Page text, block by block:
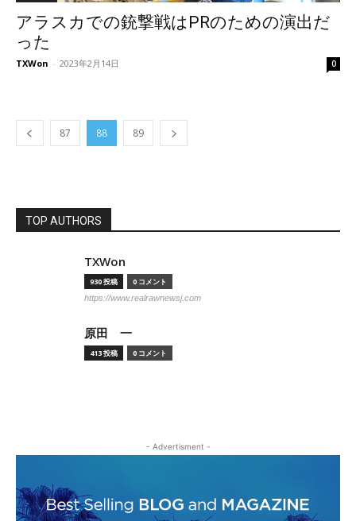
アラスカでの銃撃戦はPRのための演出だ
った
TXWon - 2023年2月14日 0
87 88 89
TOP AUTHORS
TXWon
930 投稿 0 コメント
https://www.realrawnewsj.com
原田 一
413 投稿 0 コメント
- Advertisment -